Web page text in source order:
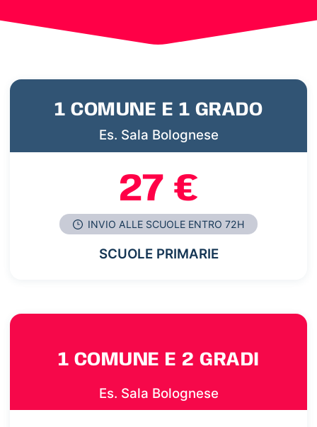
1 COMUNE E 1 GRADO
Es. Sala Bolognese
27 €
INVIO ALLE SCUOLE ENTRO 72H
SCUOLE PRIMARIE
1 COMUNE E 2 GRADI
Es. Sala Bolognese